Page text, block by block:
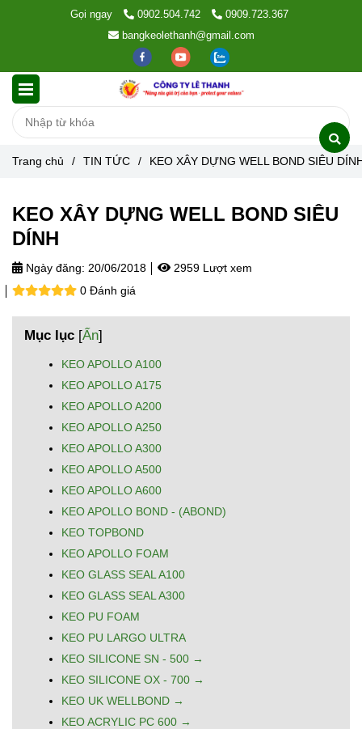
Gọi ngay 0902.504.742
0909.723.367
bangkeolethanh@gmail.com
Trang chủ / TIN TỨC / KEO XÂY DỰNG WELL BOND SIÊU
KEO XÂY DỰNG WELL BOND SIÊU
DÍNH
Ngày đăng: 20/06/2018
2959 Lượt xem
0 Đánh giá
Mục lục [Ẩn]
KEO APOLLO A100
KEO APOLLO A175
KEO APOLLO A200
KEO APOLLO A250
KEO APOLLO A300
KEO APOLLO A500
KEO APOLLO A600
KEO APOLLO BOND - (ABOND)
KEO TOPBOND
KEO APOLLO FOAM
KEO GLASS SEAL A100
KEO GLASS SEAL A300
KEO PU FOAM
KEO PU LARGO ULTRA
KEO SILICONE SN - 500 →
KEO SILICONE OX - 700 →
KEO UK WELLBOND →
KEO ACRYLIC PC 600 →